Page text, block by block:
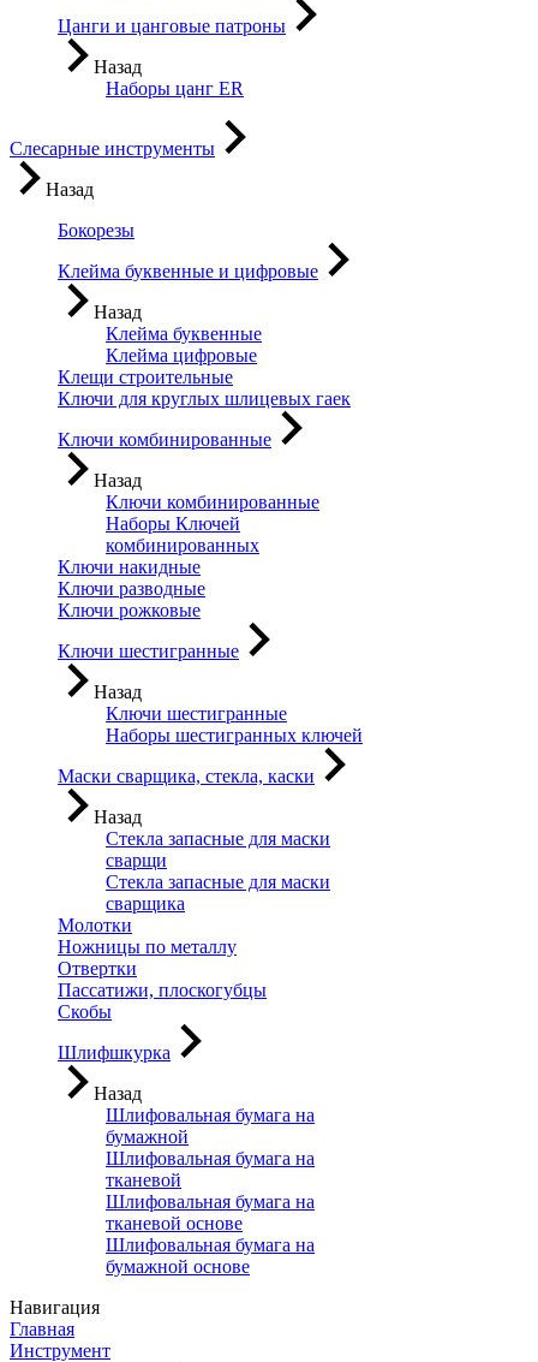
Цанги и цанговые патроны
Назад
Наборы цанг ER
Слесарные инструменты
Назад
Бокорезы
Клейма буквенные и цифровые
Назад
Клейма буквенные
Клейма цифровые
Клещи строительные
Ключи для круглых шлицевых гаек
Ключи комбинированные
Назад
Ключи комбинированные
Наборы Ключей
комбинированных
Ключи накидные
Ключи разводные
Ключи рожковые
Ключи шестигранные
Назад
Ключи шестигранные
Наборы шестигранных ключей
Маски сварщика, стекла, каски
Назад
Стекла запасные для маски
сварщи
Стекла запасные для маски
сварщика
Молотки
Ножницы по металлу
Отвертки
Пассатижи, плоскогубцы
Скобы
Шлифшкурка
Назад
Шлифовальная бумага на
бумажной
Шлифовальная бумага на
тканевой
Шлифовальная бумага на
тканевой основе
Шлифовальная бумага на
бумажной основе
Навигация
Главная
Инструмент